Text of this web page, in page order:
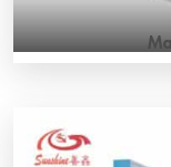
SUNSHINE
the CE certified